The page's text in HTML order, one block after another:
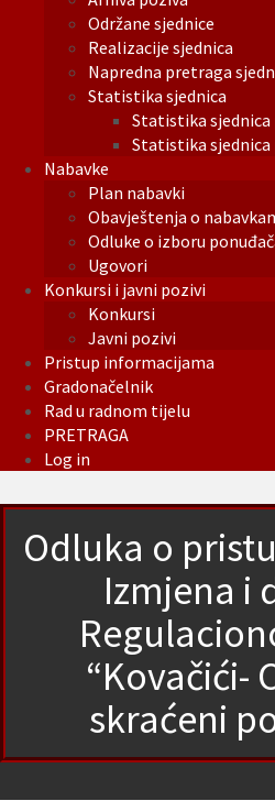
Održane sjednice
Realizacije sjednica
Napredna pretraga
Statistika sjednica
Statistika sjednica
Statistika sjednica
Nabavke
Plan nabavki
Obavještenja o
Odluke o izboru
Ugovori
Konkursi i javni pozivi
Konkursi
Javni pozivi
Pristup informacijama
Gradonačelnik
Rad u radnom tijelu
PRETRAGA
Log in
Odluka o
Izmjena i
“Kovačići-
skraćeni